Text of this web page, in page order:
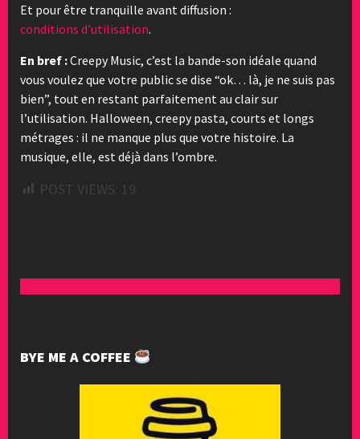
Et pour être tranquille avant diffusion :
conditions d’utilisation.
En bref :Creepy Music, c’est la bande-son idéale quand
vous voulez que votre public se dise “ok… là, je ne suis pas
bien”, tout en restant parfaitement au clair sur
l’utilisation. Halloween, creepy pasta, courts et longs
métrages : il ne manque plus que votre histoire. La
musique, elle, est déjà dans l’ombre.
POST VIEWS: 19
BYE ME A COFFEE